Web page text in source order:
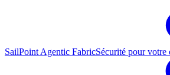
SailPoint Agentic FabricSécurité pour votre